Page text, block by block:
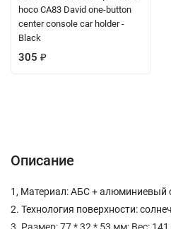
hoco CA83 David one-button
center console car holder -
Black
305 ₽
Описание
1, Материал: АБС + алюминиевый
2. Технология поверхности: